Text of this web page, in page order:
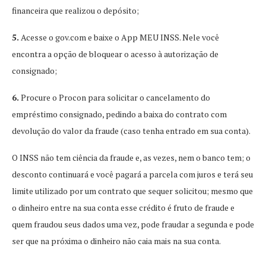
financeira que realizou o depósito;
5. Acesse o gov.com e baixe o App MEU INSS. Nele você
encontra a opção de bloquear o acesso à autorização de
consignado;
6. Procure o Procon para solicitar o cancelamento do
empréstimo consignado, pedindo a baixa do contrato com
devolução do valor da fraude (caso tenha entrado em sua conta).
O INSS não tem ciência da fraude e, as vezes, nem o banco tem; o
desconto continuará e você pagará a parcela com juros e terá seu
limite utilizado por um contrato que sequer solicitou; mesmo que
o dinheiro entre na sua conta esse crédito é fruto de fraude e
quem fraudou seus dados uma vez, pode fraudar a segunda e pode
ser que na próxima o dinheiro não caia mais na sua conta.